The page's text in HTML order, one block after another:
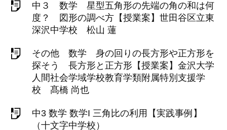
中３ 数学 星型五角形の先端の角の和は何
度？ 図形の調べ方【授業案】世田谷区立東
深沢中学校 松山 蓮
その他 数学 身の回りの長方形や正方形を
探そう 長方形と正方形【授業案】金沢大学
人間社会学域学校教育学類附属特別支援学
校 髙橋 尚也
中3 数学 数学I 三角比の利用【実践事例】
（十文字中学校）